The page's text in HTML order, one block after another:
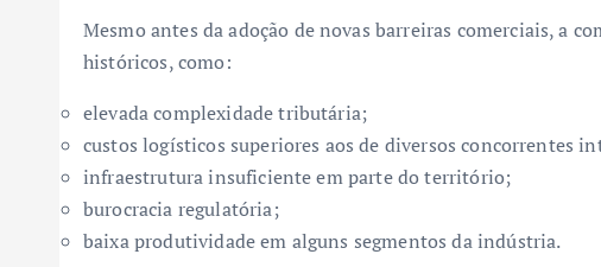
Mesmo antes da adoção de novas barreiras comerciais, a
históricos, como:
elevada complexidade tributária;
custos logísticos superiores aos de diversos concorrentes
infraestrutura insuficiente em parte do território;
burocracia regulatória;
baixa produtividade em alguns segmentos da indústria.